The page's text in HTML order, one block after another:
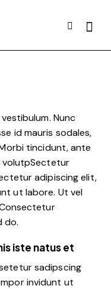
Nunc
id mauris sodales,
tincidunt, ante
volutpSectetur
adipiscing elit,
ut labore. Ut vel
do.
iste natus et
sadipscing
invidunt ut